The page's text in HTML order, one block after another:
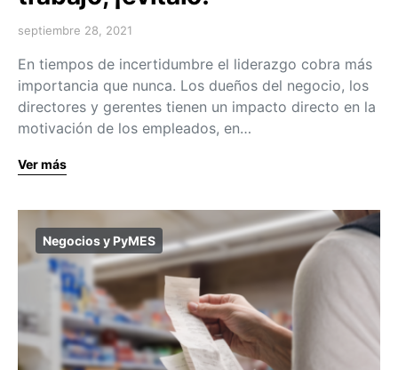
septiembre 28, 2021
En tiempos de incertidumbre el liderazgo cobra más
importancia que nunca. Los dueños del negocio, los
directores y gerentes tienen un impacto directo en la
motivación de los empleados, en…
Ver más
Negocios y PyMES